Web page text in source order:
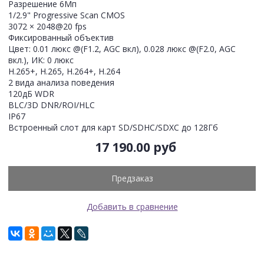
Разрешение 6Мп
1/2.9" Progressive Scan CMOS
3072 × 2048@20 fps
Фиксированный объектив
Цвет: 0.01 люкс @(F1.2, AGC вкл), 0.028 люкс @(F2.0, AGC
вкл.), ИК: 0 люкс
H.265+, H.265, H.264+, H.264
2 вида анализа поведения
120дБ WDR
BLC/3D DNR/ROI/HLC
IP67
Встроенный слот для карт SD/SDHC/SDXC до 128Гб
17 190.00 руб
Предзаказ
Добавить в сравнение